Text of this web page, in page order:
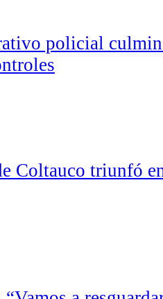
policial
Coltauco triunfó